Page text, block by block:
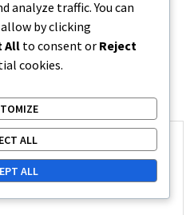
published.Required fields are
analyze traffic. You can
by clicking
All to consent or Reject
cookies.
ALL
ALL